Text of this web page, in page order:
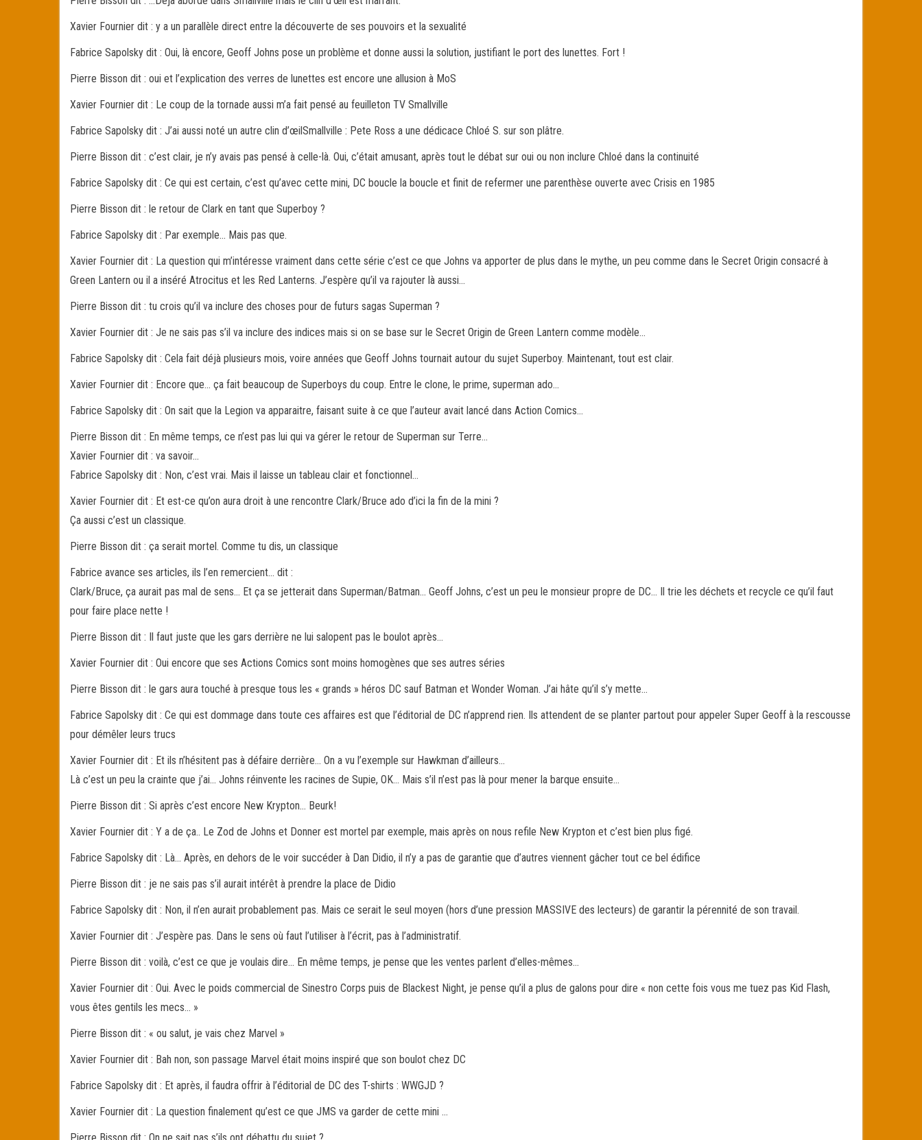
Xavier Fournier dit : y a un parallèle direct entre la découverte de ses pouvoirs et la sexualité
Fabrice Sapolsky dit : Oui, là encore, Geoff Johns pose un problème et donne aussi la solution, justifiant le port des lunettes. Fort !
Pierre Bisson dit : oui et l’explication des verres de lunettes est encore une allusion à MoS
Xavier Fournier dit : Le coup de la tornade aussi m’a fait pensé au feuilleton TV Smallville
Fabrice Sapolsky dit : J’ai aussi noté un autre clin d’œilSmallville : Pete Ross a une dédicace Chloé S. sur son plâtre.
Pierre Bisson dit : c’est clair, je n’y avais pas pensé à celle-là. Oui, c’était amusant, après tout le débat sur oui ou non inclure Chloé dans la continuité
Fabrice Sapolsky dit : Ce qui est certain, c’est qu’avec cette mini, DC boucle la boucle et finit de refermer une parenthèse ouverte avec Crisis en 1985
Pierre Bisson dit : le retour de Clark en tant que Superboy ?
Fabrice Sapolsky dit : Par exemple… Mais pas que.
Xavier Fournier dit : La question qui m’intéresse vraiment dans cette série c’est ce que Johns va apporter de plus dans le mythe, un peu comme dans le Secret Origin consacré à
Green Lantern ou il a inséré Atrocitus et les Red Lanterns. J’espère qu’il va rajouter là aussi…
Pierre Bisson dit : tu crois qu’il va inclure des choses pour de futurs sagas Superman ?
Xavier Fournier dit : Je ne sais pas s’il va inclure des indices mais si on se base sur le Secret Origin de Green Lantern comme modèle…
Fabrice Sapolsky dit : Cela fait déjà plusieurs mois, voire années que Geoff Johns tournait autour du sujet Superboy. Maintenant, tout est clair.
Xavier Fournier dit : Encore que… ça fait beaucoup de Superboys du coup. Entre le clone, le prime, superman ado…
Fabrice Sapolsky dit : On sait que la Legion va apparaitre, faisant suite à ce que l’auteur avait lancé dans Action Comics…
Pierre Bisson dit : En même temps, ce n’est pas lui qui va gérer le retour de Superman sur Terre…
Xavier Fournier dit : va savoir…
Fabrice Sapolsky dit : Non, c’est vrai. Mais il laisse un tableau clair et fonctionnel…
Xavier Fournier dit : Et est-ce qu’on aura droit à une rencontre Clark/Bruce ado d’ici la fin de la mini ?
Ça aussi c’est un classique.
Pierre Bisson dit : ça serait mortel. Comme tu dis, un classique
Fabrice avance ses articles, ils l’en remercient… dit :
Clark/Bruce, ça aurait pas mal de sens… Et ça se jetterait dans Superman/Batman… Geoff Johns, c’est un peu le monsieur propre de DC… Il trie les déchets et recycle ce qu’il faut
pour faire place nette !
Pierre Bisson dit : Il faut juste que les gars derrière ne lui salopent pas le boulot après…
Xavier Fournier dit : Oui encore que ses Actions Comics sont moins homogènes que ses autres séries
Pierre Bisson dit : le gars aura touché à presque tous les « grands » héros DC sauf Batman et Wonder Woman. J’ai hâte qu’il s’y mette…
Fabrice Sapolsky dit : Ce qui est dommage dans toute ces affaires est que l’éditorial de DC n’apprend rien. Ils attendent de se planter partout pour appeler Super Geoff à la rescousse
pour démêler leurs trucs
Xavier Fournier dit : Et ils n’hésitent pas à défaire derrière… On a vu l’exemple sur Hawkman d’ailleurs…
Là c’est un peu la crainte que j’ai… Johns réinvente les racines de Supie, OK… Mais s’il n’est pas là pour mener la barque ensuite…
Pierre Bisson dit : Si après c’est encore New Krypton… Beurk!
Xavier Fournier dit : Y a de ça.. Le Zod de Johns et Donner est mortel par exemple, mais après on nous refile New Krypton et c’est bien plus figé.
Fabrice Sapolsky dit : Là… Après, en dehors de le voir succéder à Dan Didio, il n’y a pas de garantie que d’autres viennent gâcher tout ce bel édifice
Pierre Bisson dit : je ne sais pas s’il aurait intérêt à prendre la place de Didio
Fabrice Sapolsky dit : Non, il n’en aurait probablement pas. Mais ce serait le seul moyen (hors d’une pression MASSIVE des lecteurs) de garantir la pérennité de son travail.
Xavier Fournier dit : J’espère pas. Dans le sens où faut l’utiliser à l’écrit, pas à l’administratif.
Pierre Bisson dit : voilà, c’est ce que je voulais dire… En même temps, je pense que les ventes parlent d’elles-mêmes…
Xavier Fournier dit : Oui. Avec le poids commercial de Sinestro Corps puis de Blackest Night, je pense qu’il a plus de galons pour dire « non cette fois vous me tuez pas Kid Flash,
vous êtes gentils les mecs… »
Pierre Bisson dit : « ou salut, je vais chez Marvel »
Xavier Fournier dit : Bah non, son passage Marvel était moins inspiré que son boulot chez DC
Fabrice Sapolsky dit : Et après, il faudra offrir à l’éditorial de DC des T-shirts : WWGJD ?
Xavier Fournier dit : La question finalement qu’est ce que JMS va garder de cette mini …